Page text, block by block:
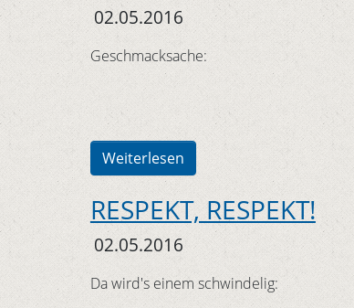
02.05.2016
Geschmacksache:
Weiterlesen
RESPEKT, RESPEKT!
02.05.2016
Da wird's einem schwindelig: